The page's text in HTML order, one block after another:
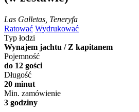
Las Galletas, Teneryfa
Ratować Wydrukować
Typ łodzi
Wynajem jachtu / Z kapitanem
Pojemność
do 12 gości
Długość
20 minut
Min. zamówienie
3 godziny